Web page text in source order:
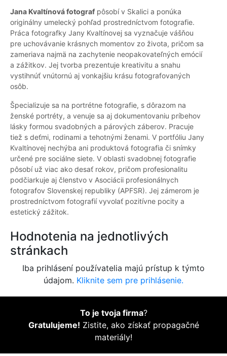
Jana Kvaltínová fotograf pôsobí v Skalici a ponúka
originálny umelecký pohľad prostredníctvom fotografie.
Práca fotografky Jany Kvaltínovej sa vyznačuje vášňou
pre uchovávanie krásnych momentov zo života, pričom sa
zameriava najmä na zachytenie neopakovateľných emócií
a zážitkov. Jej tvorba prezentuje kreativitu a snahu
vystihnúť vnútornú aj vonkajšiu krásu fotografovaných
osôb.
Špecializuje sa na portrétne fotografie, s dôrazom na
ženské portréty, a venuje sa aj dokumentovaniu príbehov
lásky formou svadobných a párových záberov. Pracuje
tiež s deťmi, rodinami a tehotnými ženami. V portfóliu Jany
Kvaltínovej nechýba ani produktová fotografia či snímky
určené pre sociálne siete. V oblasti svadobnej fotografie
pôsobí už viac ako desať rokov, pričom profesionalitu
podčiarkuje aj členstvo v Asociácii profesionálnych
fotografov Slovenskej republiky (APFSR). Jej zámerom je
prostredníctvom fotografií vyvolať pozitívne pocity a
estetický zážitok.
Hodnotenia na jednotlivých
stránkach
Iba prihlásení používatelia majú prístup k týmto
údajom. Kliknite sem pre prihlásenie.
To je tvoja firma?
Gratulujeme! Zistite, ako získať propagačné
materiály!